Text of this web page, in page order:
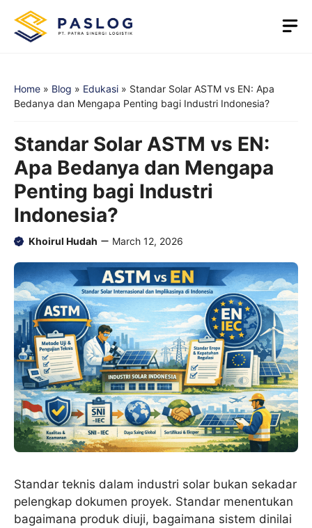
content
Home » Blog » Edukasi » Standar Solar ASTM vs EN: Apa
Bedanya dan Mengapa Penting bagi Industri Indonesia?
Standar Solar ASTM vs EN:
Apa Bedanya dan Mengapa
Penting bagi Industri
Indonesia?
Khoirul Hudah March 12, 2026
Standar teknis dalam industri solar bukan sekadar
pelengkap dokumen proyek. Standar menentukan
bagaimana produk diuji, bagaimana sistem dinilai